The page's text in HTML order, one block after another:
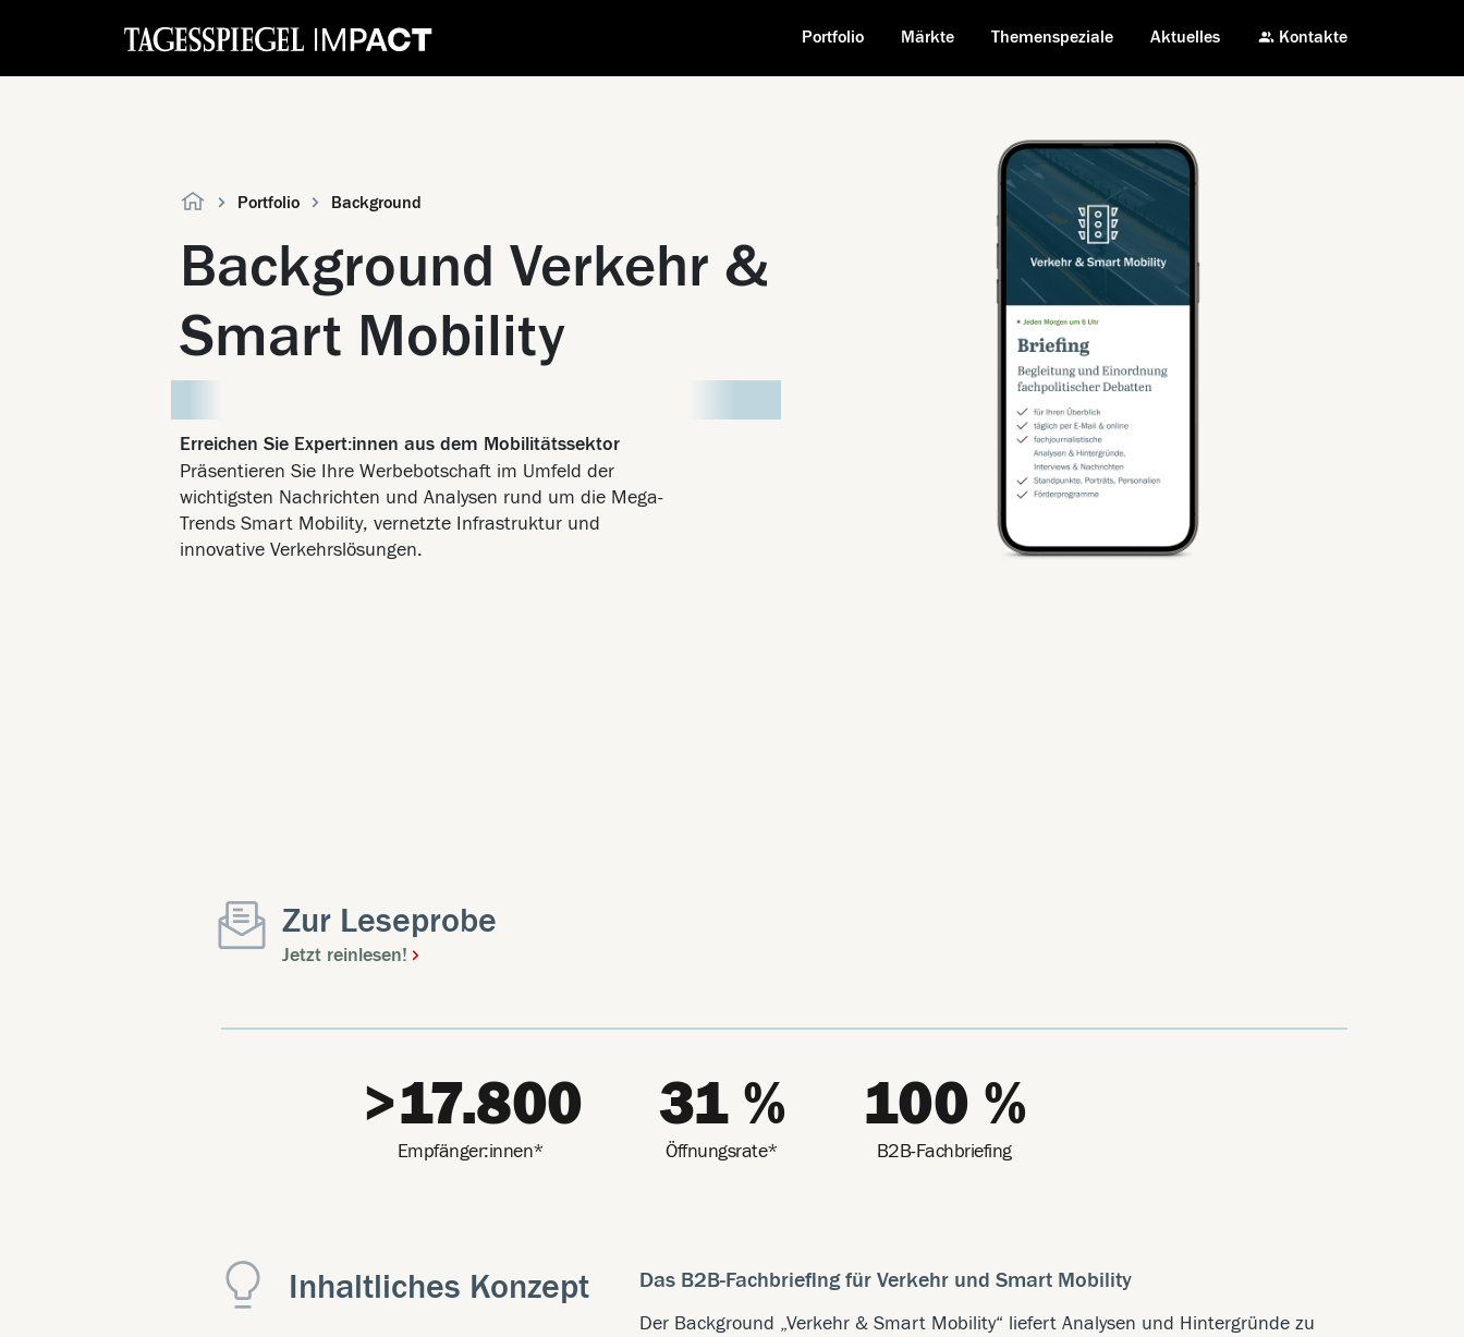
Portfolio Märkte Themenspeziale Aktuelles Kontakte
Portfolio Background
Background Verkehr &
Smart Mobility
Erreichen Sie Expert:innen aus dem Mobilitätssektor
Präsentieren Sie Ihre Werbebotschaft im Umfeld der
wichtigsten Nachrichten und Analysen rund um die Mega-
Trends Smart Mobility, vernetzte Infrastruktur und
innovative Verkehrslösungen.
Zur Leseprobe
Jetzt reinlesen!
>17.800
Empfänger:innen*
31 %
Öffnungsrate*
100 %
B2B-Fachbriefing
Inhaltliches Konzept Das B2B-Fachbriefing für Verkehr und Smart Mobility
Der Background „Verkehr & Smart Mobility“ liefert Analysen und Hintergründe zu